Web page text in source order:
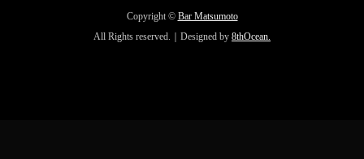
Copyright © Bar Matsumoto
All Rights reserved.｜Designed by 8thOcean.